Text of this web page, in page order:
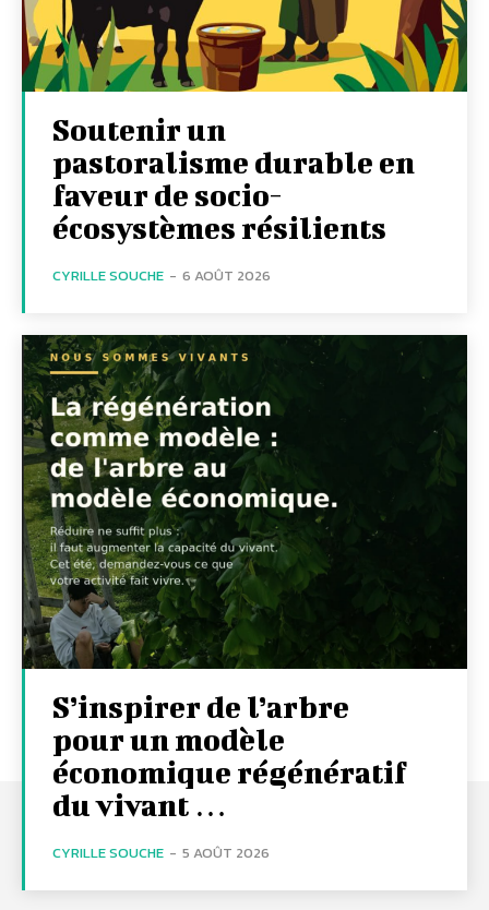
Soutenir un
pastoralisme durable en
faveur de socio-
écosystèmes résilients
CYRILLE SOUCHE - 6 AOÛT 2026
S’inspirer de l’arbre
pour un modèle
économique régénératif
du vivant …
CYRILLE SOUCHE - 5 AOÛT 2026